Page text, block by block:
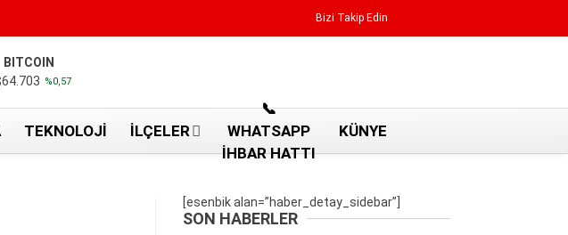
Bizi Takip Edin
BITCOIN
%0,57
TEKNOLOJI İLÇELER
📞
WHATSAPP
İHBAR HATTI
KÜNYE
[esenbik alan=”haber_detay_sidebar”]
SON HABERLER